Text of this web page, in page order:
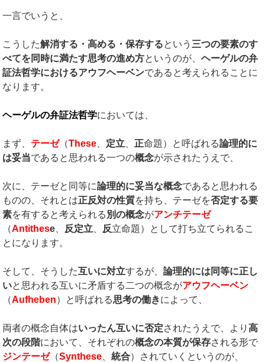
一言でいうと、
こうした解消する・高める・保存するという 三つの要素のす
べてを同時に満たす思考の進め方というのが、ヘーゲルの弁
証法哲学におけるアウフヘーベンであると考えられることに
なります。
ヘーゲルの弁証法哲学においては、
まず、 テーゼ（These 定立 正命題）と呼ばれる論理的に
は妥当であると思われる一つの概念が示されたうえで、
次に、テーゼと同等に論理的に妥当な概念であると思われる
ものの、それとは正反対の性質を持ち、テーゼを否定する要
素を有すると考えられる 別の概念がアンチテーゼ
（Antithese 反定立 反立命題）として打ち立てられるこ
とになります。
そして、そうした互いに対立するが、論理的には同等に正し
いと思われる互いに矛盾する二つの概念がアウフヘーベン
（Aufheben）と呼ばれる思考の働きによって、
両者の概念自体はいったん互いに否定されたうえで、より高
次の段階において、それぞれの概念の本質が保存される形で
ジンテーゼ（Synthese 、統合）されていくというのが、